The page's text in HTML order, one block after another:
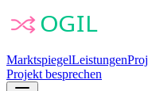
MarktspiegelLeistungen
Projekt besprechen